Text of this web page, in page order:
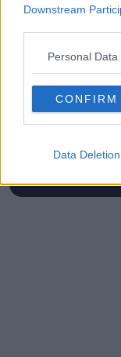
Downstream
Personal
CONFIRM
Data Deletion